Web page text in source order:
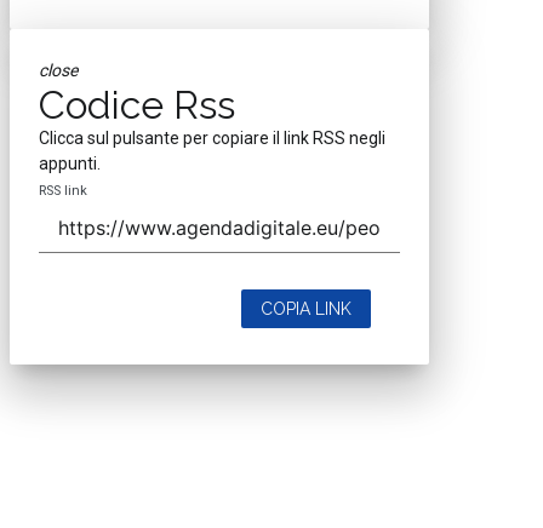
close
Codice Rss
Clicca sul pulsante per copiare il link RSS negli
appunti.
RSS link
COPIA LINK